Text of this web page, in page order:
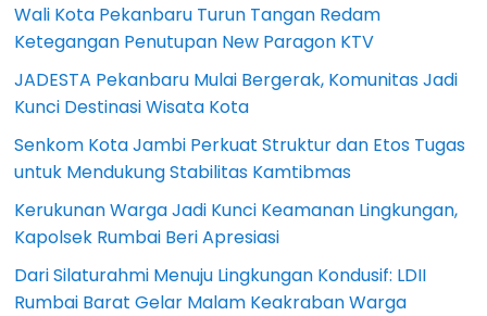
Wali Kota Pekanbaru Turun Tangan Redam
Ketegangan Penutupan New Paragon KTV
JADESTA Pekanbaru Mulai Bergerak, Komunitas Jadi
Kunci Destinasi Wisata Kota
Senkom Kota Jambi Perkuat Struktur dan Etos Tugas
untuk Mendukung Stabilitas Kamtibmas
Kerukunan Warga Jadi Kunci Keamanan Lingkungan,
Kapolsek Rumbai Beri Apresiasi
Dari Silaturahmi Menuju Lingkungan Kondusif: LDII
Rumbai Barat Gelar Malam Keakraban Warga